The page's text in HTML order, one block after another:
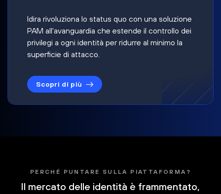
Idira rivoluziona lo status quo con una soluzione
PAM all'avanguardia che estende il controllo dei
privilegi a ogni identità per ridurre al minimo la
superficie di attacco.
Scopri di più
PERCHÉ PUNTARE SULLA PIATTAFORMA?
Il mercato delle identità è frammentato,